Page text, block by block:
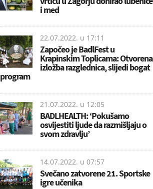
i med
22.07.2022. u 17:11
Započeo je BadlFest u
Krapinskim Toplicama: Otvorena
izložba razglednica, slijedi bogat
program
21.07.2022. u 12:05
BADLHEALTH: ‘Pokušamo
osvijestiti ljude da razmišljaju o
svom zdravlju’
14.07.2022. u 07:57
Svečano zatvorene 21. Sportske
igre učenika